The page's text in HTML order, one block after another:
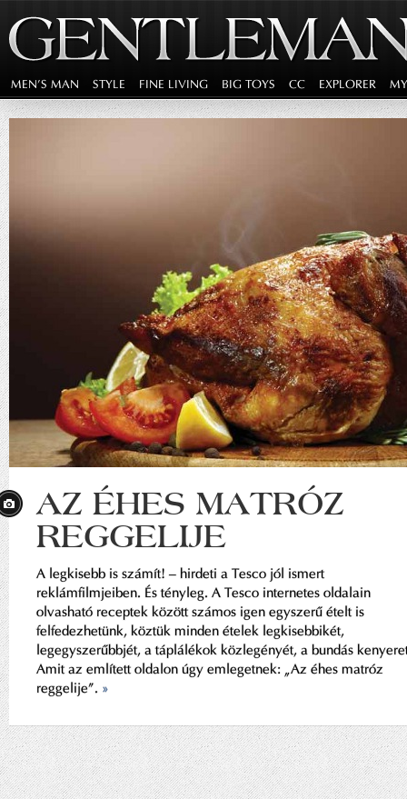
MEN'S MAN STYLE FINE LIVING BIG TOYS CC EXPLORER
AZ ÉHES MATRÓZ
REGGELIJE
A legkisebb is számít! – hirdeti a Tesco jól ismert
reklámfilmjeiben. És tényleg. A Tesco internetes oldalain
olvasható receptek között számos igen egyszerű ételt is
felfedezhetünk, köztük minden ételek legkisebbikét,
legegyszerűbbjét, a táplálékok közlegényét, a bundás
Amit az említett oldalon úgy emlegetnek: „Az éhes matróz
reggelije”. »